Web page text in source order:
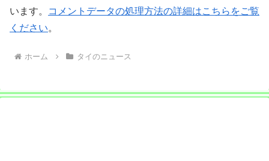
います。
コメントデータの処理方法の詳細はこちらをご覧
ください。
ホーム タイのニュース